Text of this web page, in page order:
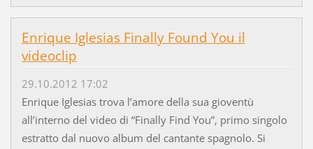
Enrique Iglesias Finally Found You il
videoclip
29.10.2012 17:02
Enrique Iglesias trova l’amore della sua gioventù
all’interno del video di “Finally Find You”, primo singolo
estratto dal nuovo album del cantante spagnolo. Si